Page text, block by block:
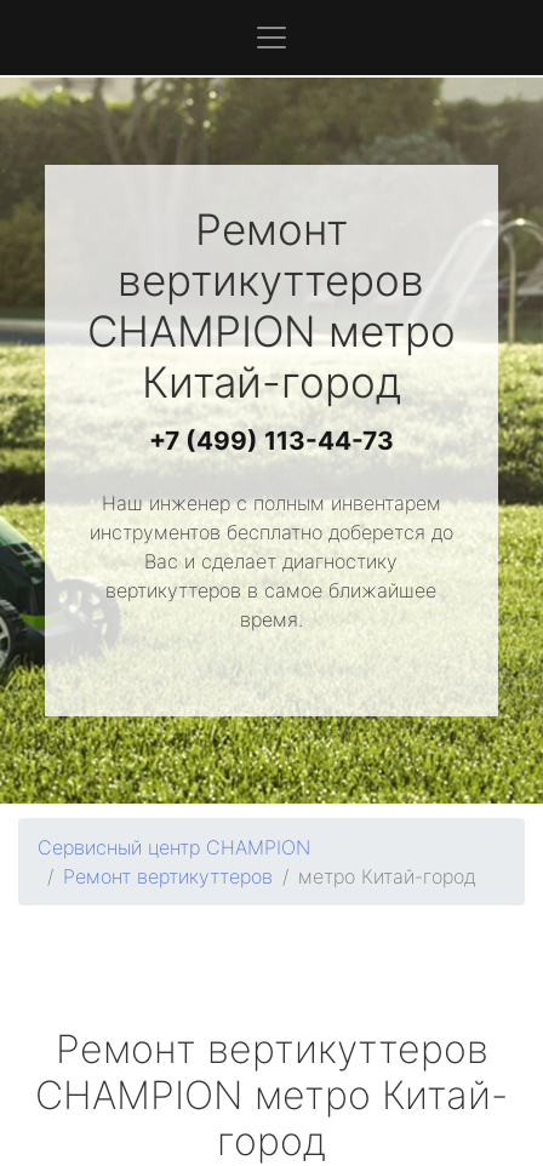
Ремонт
вертикуттеров
CHAMPIONметро
Китай-город
+7 (499) 113-44-73
Наш инженер с полным инвентарем
инструментов бесплатно доберется до
Вас и сделает диагностику
вертикуттеров в самое ближайшее
время.
Сервисный центр CHAMPION
Ремонт вертикуттеров
метро Китай-город
Ремонт вертикуттеров
CHAMPION метро Китай-
город